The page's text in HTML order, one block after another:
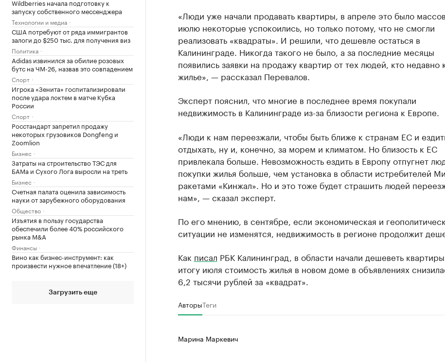
Wildberries начала подготовку к
запуску собственного мессенджера
Технологии и медиа
США потребуют от ряда иммигрантов
залоги до $250 тыс. для получения виз
Политика
Adidas извинился за обилие розовых
бутс на ЧМ-26, назвав это совпадением
Спорт
Игрока «Зенита» госпитализировали
после удара локтем в матче Кубка
России
Спорт
Росстандарт запретил продажу
некоторых грузовиков Dongfeng и
Zoomlion
Бизнес
Затраты на строительство ТЭС для
БАМа и Сухого Лога выросли на треть
Бизнес
Счетная палата оценила зависимость
науки от зарубежного оборудования
Общество
Изъятия в пользу государства
обеспечили более 40% российского
рынка M&A
Финансы
Вино как бизнес-инструмент: как
произвести нужное впечатление (18+)
Загрузить еще
«Люди уже начали продавать квартиры, в апреле это было
июлю некоторые успокоились, но только потому, что не смогли
реализовать «квадраты». И решили, что дешевле остаться в
Калининграде. Никогда такого не было, а за последние месяцы
появились заявки на продажу квартир от тех людей, кто недавно
жилье», — рассказал Перевалов.
Эксперт пояснил, что многие в последнее время покупали
недвижимость в Калининграде из-за близости региона к Европе.
«Люди к нам переезжали, чтобы быть ближе к странам ЕС и
отдыхать, ну и, конечно, за морем и климатом. Но близость к ЕС
привлекала больше. Невозможность ездить в Европу отпугнет
покупки жилья больше, чем установка в области истребителей
ракетами «Кинжал». Но и это тоже будет страшить людей
нам», — сказал эксперт.
По его мнению, в сентябре, если экономическая и
ситуации не изменятся, недвижимость в регионе продолжит
Как писал РБК Калининград, в области начали дешеветь
итогу июля стоимость жилья в новом доме в объявлениях
6,2 тысячи рублей за «квадрат».
АвторыТеги
Марина Маркевич